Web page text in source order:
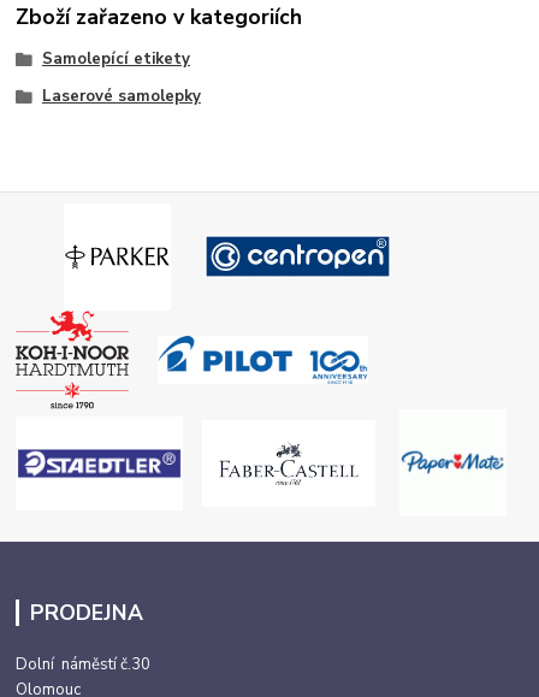
Zboží zařazeno v kategoriích
Samolepící etikety
Laserové samolepky
PRODEJNA
Dolní náměstí č.30
Olomouc